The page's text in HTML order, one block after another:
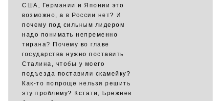
США, Германии и Японии это
возможно, а в России нет? И
почему под сильным лидером
надо понимать непременно
тирана? Почему во главе
государства нужно поставить
Сталина, чтобы у моего
подъезда поставили скамейку?
Как-то попроще нельзя решить
эту проблему? Кстати, Брежнев